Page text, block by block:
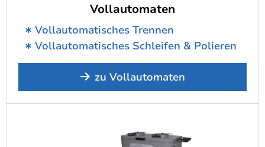
Vollautomaten
Vollautomatisches Trennen
Vollautomatisches Schleifen & Polieren
zu Vollautomaten